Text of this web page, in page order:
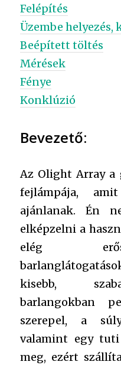
Felépítés
Üzembe helyezés,
Beépített töltés
Mérések
Fénye
Konklúzió
Bevezető:
Az Olight Array a
fejlámpája,
ajánlanak. Én
elképzelni a
elég
kisebb,
barlangokban
szerepel, a
valamint egy
meg, ezért